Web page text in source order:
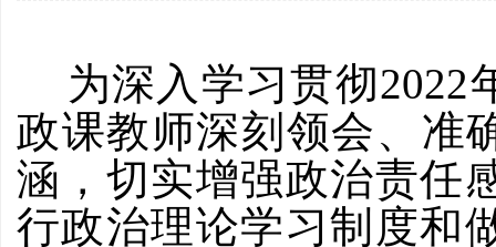
为深入学习贯彻2022
政课教师深刻领会、准
涵，切实增强政治责任
行政治理论学习制度和